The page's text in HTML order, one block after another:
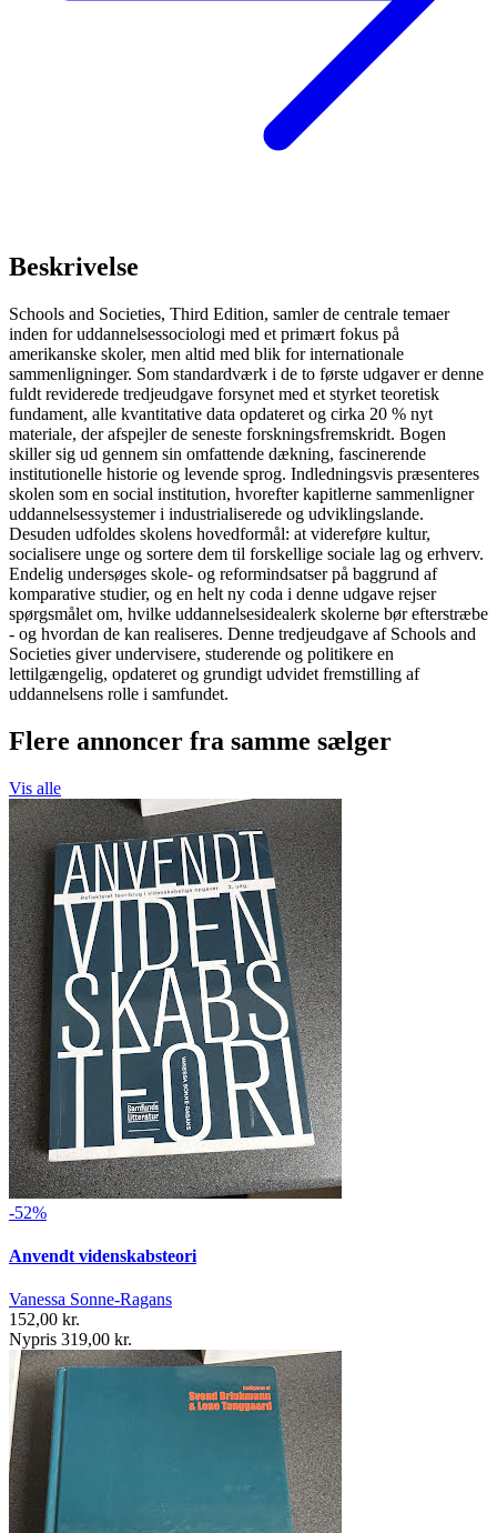
Beskrivelse
Schools and Societies, Third Edition, samler de centrale temaer
inden for uddannelsessociologi med et primært fokus på
amerikanske skoler, men altid med blik for internationale
sammenligninger. Som standardværk i de to første udgaver er denne
fuldt reviderede tredjeudgave forsynet med et styrket teoretisk
fundament, alle kvantitative data opdateret og cirka 20 % nyt
materiale, der afspejler de seneste forskningsfremskridt. Bogen
skiller sig ud gennem sin omfattende dækning, fascinerende
institutionelle historie og levende sprog. Indledningsvis præsenteres
skolen som en social institution, hvorefter kapitlerne sammenligner
uddannelsessystemer i industrialiserede og udviklingslande.
Desuden udfoldes skolens hovedformål: at videreføre kultur,
socialisere unge og sortere dem til forskellige sociale lag og erhverv.
Endelig undersøges skole- og reformindsatser på baggrund af
komparative studier, og en helt ny coda i denne udgave rejser
spørgsmålet om, hvilke uddannelsesidealerk skolerne bør efterstræbe
- og hvordan de kan realiseres. Denne tredjeudgave af Schools and
Societies giver undervisere, studerende og politikere en
lettilgængelig, opdateret og grundigt udvidet fremstilling af
uddannelsens rolle i samfundet.
Flere annoncer fra samme sælger
Vis alle
-52%
Anvendt videnskabsteori
Vanessa Sonne-Ragans
152,00 kr.
Nypris 319,00 kr.